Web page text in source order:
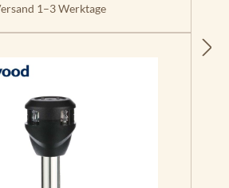
1–3 Werktage